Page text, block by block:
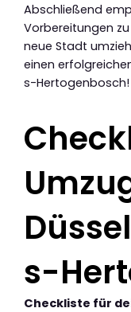
Abschließend
Vorbereitungen
neue Stadt
einen
s-Hertogenbosch!
s-
Checkliste für